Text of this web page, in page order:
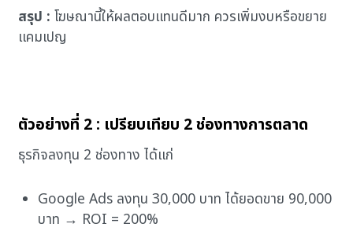
สรุป : โฆษณานี้ให้ผลตอบแทนดีมาก ควรเพิ่มงบหรือขยาย
แคมเปญ
ตัวอย่างที่ 2 : เปรียบเทียบ 2 ช่องทางการตลาด
ธุรกิจลงทุน 2 ช่องทาง ได้แก่
Google Ads ลงทุน 30,000 บาท ได้ยอดขาย 90,000
บาท → ROI = 200%